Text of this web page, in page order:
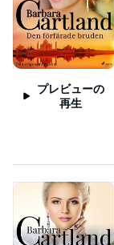
プレビューの
再生